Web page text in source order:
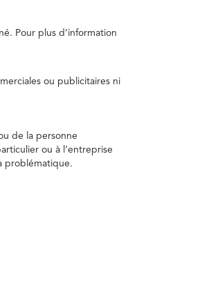
Pour plus d’information
ou publicitaires ni
de la personne
ou à l’entreprise
problématique.